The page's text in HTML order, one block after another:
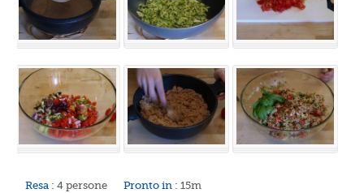
Resa : 4 persone Pronto in : 15m